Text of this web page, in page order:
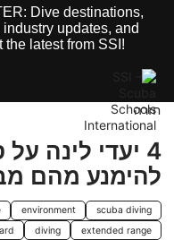
Dive destinations,
updates, and
latest from SSI!
חזרה
4 יעדי לינה
להימנע מהם
scuba diving
environment
extended range
diving